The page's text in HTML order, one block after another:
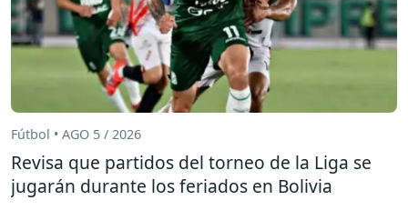
Fútbol • AGO 5 / 2026
Revisa que partidos del torneo de la Liga se
jugarán durante los feriados en Bolivia